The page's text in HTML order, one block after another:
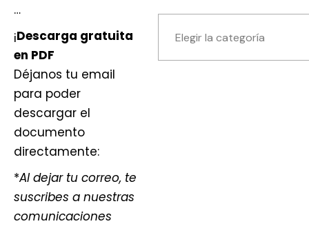
…
¡Descarga gratuita
en PDF
Déjanos tu email
para poder
descargar el
documento
directamente:
*Al dejar tu correo, te
suscribes a nuestras
comunicaciones